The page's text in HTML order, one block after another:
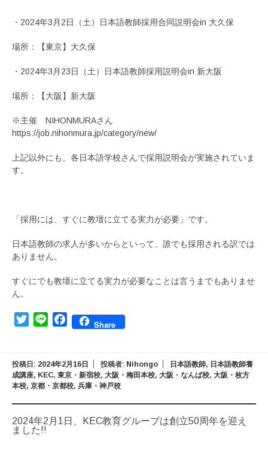
・2024年3月2日（土）日本語教師採用合同説明会in 大久保
場所：【東京】大久保
・2024年3月23日（土）日本語教師採用説明会in 新大阪
場所：【大阪】新大阪
※主催 NIHONMURAさん
https://job.nihonmura.jp/category/new/
上記以外にも、各日本語学校さんで採用説明会が実施されていま
す。
「採用には、すぐに教壇に立てる実力が必要」です。
日本語教師の求人が多いからといって、誰でも採用される訳では
ありません。
すぐにでも教壇に立てる実力が必要なことは言うまでもありませ
ん。
TwitterLine FacebookShare
投稿日: 2024年2月16日 投稿者: Nihongo 日本語教師, 日本語教師養
成講座, KEC, 東京・新宿校, 大阪・梅田本校, 大阪・なんば校, 大阪・枚方
本校, 京都・京都校, 兵庫・神戸校
2024年2月1日、KEC教育グループは創立50周年を迎え
ました!!